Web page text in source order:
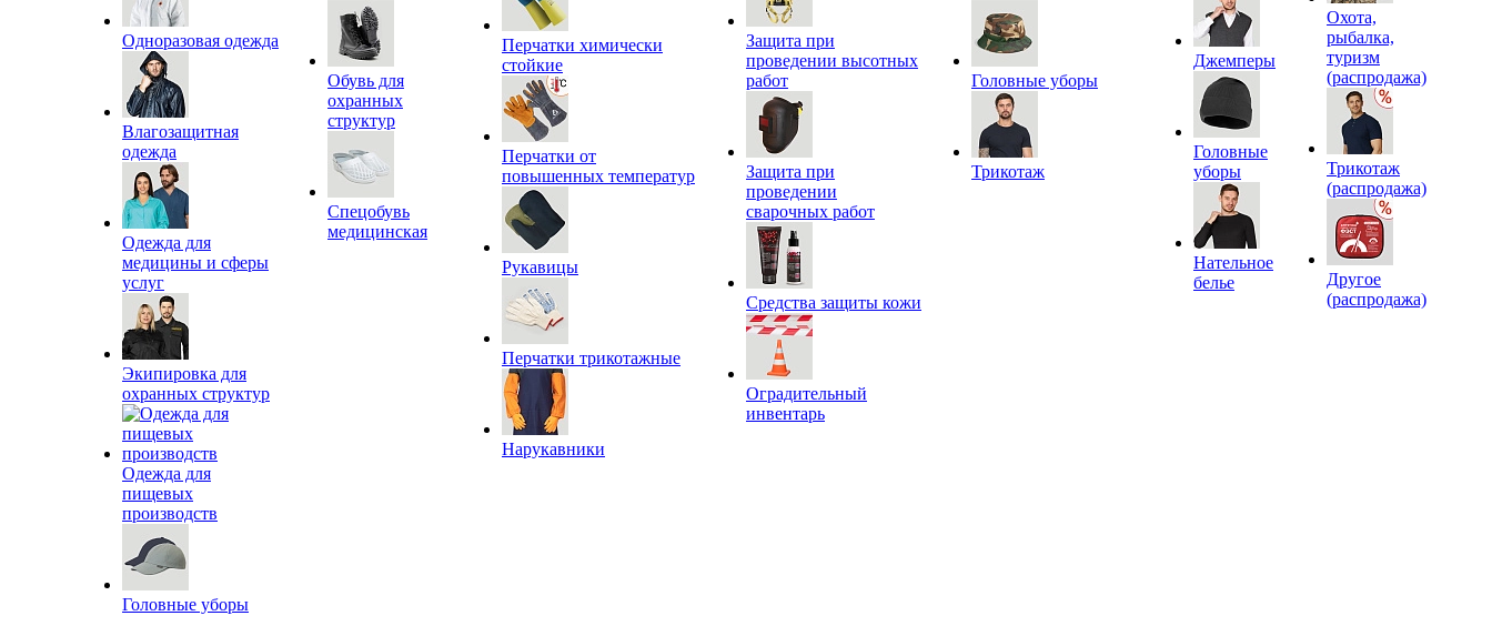
Одноразовая одежда
Влагозащитная
одежда
Одежда для
медицины и сферы
услуг
Экипировка для
охранных структур
Одежда для
пищевых
производств
Головные уборы
Обувь для
охранных
структур
Спецобувь
медицинская
Перчатки химически
стойкие
Перчатки от
повышенных температур
Рукавицы
Перчатки трикотажные
Нарукавники
Защита при
проведении высотных
работ
Защита при
проведении
сварочных работ
Средства защиты кожи
Оградительный
инвентарь
Головные уборы
Трикотаж
Джемперы
Головные
уборы
Нательное
белье
Охота,
рыбалка,
туризм
(распродажа)
Трикотаж
(распродажа)
Другое
(распродажа)